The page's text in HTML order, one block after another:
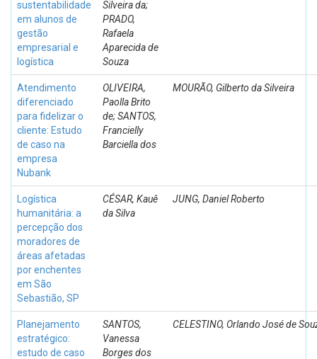
sustentabilidade
em alunos de
gestão
empresarial e
logística
Silveira da;
PRADO,
Rafaela
Aparecida de
Souza
Atendimento
diferenciado
para fidelizar o
cliente: Estudo
de caso na
empresa
Nubank
OLIVEIRA,
Paolla Brito
de; SANTOS,
Francielly
Barciella dos
MOURÃO, Gilberto da Silveira
Logística
humanitária: a
percepção dos
moradores de
áreas afetadas
por enchentes
em São
Sebastião, SP
CÉSAR, Kauê
da Silva
JUNG, Daniel Roberto
Planejamento
estratégico:
estudo de caso
SANTOS,
Vanessa
Borges dos
CELESTINO, Orlando José de